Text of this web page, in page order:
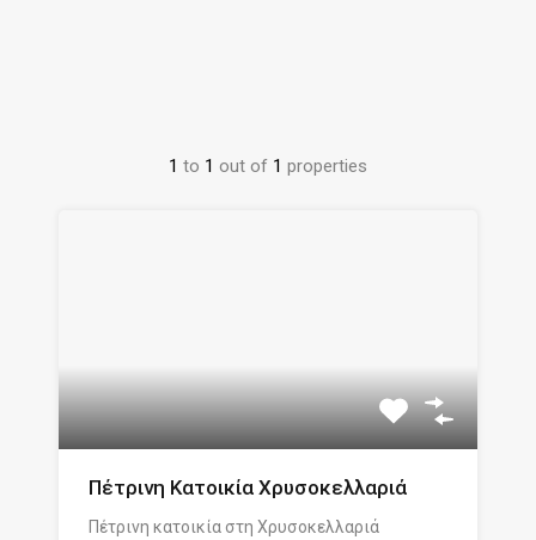
1 to 1 out of 1 properties
Πέτρινη Κατοικία Χρυσοκελλαριά
Πέτρινη κατοικία στη Χρυσοκελλαριά